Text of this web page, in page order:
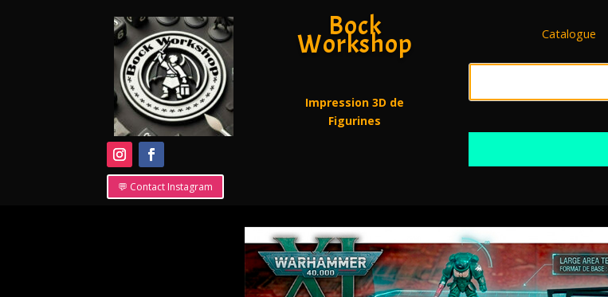
💬 Contact Instagram
Bock
Workshop
Impression 3D de
Figurines
Catalogue